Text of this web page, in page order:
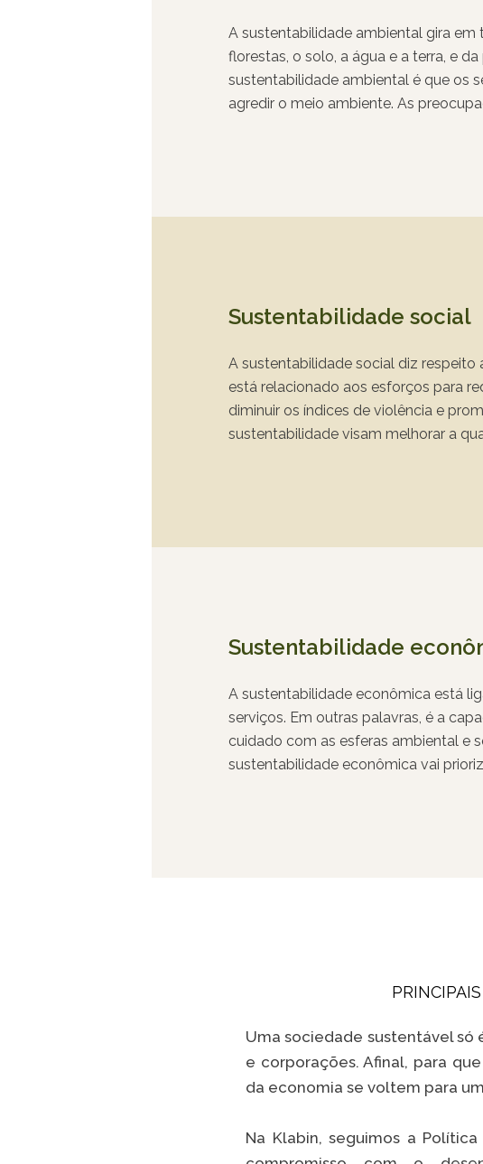
A sustentabilidade ambiental gira
florestas, o solo, a água e a terra, e
sustentabilidade ambiental é que os
agredir o meio ambiente. As
Sustentabilidade social
A sustentabilidade social diz
está relacionado aos esforços para
diminuir os índices de violência e
sustentabilidade visam melhorar a
Sustentabilidade
A sustentabilidade econômica está
serviços. Em outras palavras, é a
cuidado com as esferas ambiental e
sustentabilidade econômica vai
Uma sociedade sustentável
e corporações. Afinal, para
da economia se voltem para
Na Klabin, seguimos a